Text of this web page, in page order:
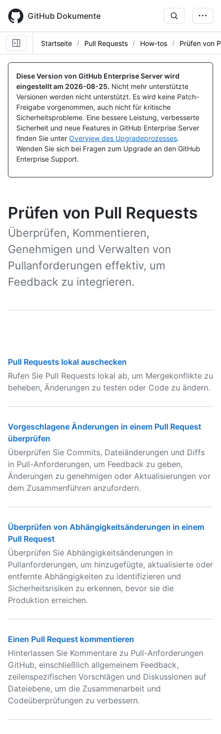
main
content
GitHub Dokumente
Startseite Pull Requests How-tos Prüfen von
Diese Version von GitHub Enterprise Server wird
eingestellt am 2026-08-25. Nicht mehr unterstützte
Versionen werden nicht unterstützt. Es wird keine Patch-
Freigabe vorgenommen, auch nicht für kritische
Sicherheitsprobleme. Eine bessere Leistung, verbesserte
Sicherheit und neue Features in GitHub Enterprise Server
finden Sie unter Overview des Upgradeprozesses.
Wenden Sie sich bei Fragen zum Upgrade an den GitHub
Enterprise Support.
Prüfen von Pull Requests
Überprüfen, Kommentieren,
Genehmigen und Verwalten von
Pullanforderungen effektiv, um
Feedback zu integrieren.
Pull Requests lokal auschecken
Rufen Sie Pull Requests lokal ab, um Mergekonflikte zu
beheben, Änderungen zu testen oder Code zu ändern.
Vorgeschlagene Änderungen in einem Pull Request
überprüfen
Überprüfen Sie Commits, Dateiänderungen und Diffs
in Pull-Anforderungen, um Feedback zu geben,
Änderungen zu genehmigen oder Aktualisierungen vor
dem Zusammenführen anzufordern.
Überprüfen von Abhängigkeitsänderungen in einem
Pull Request
Überprüfen Sie Abhängigkeitsänderungen in
Pullanforderungen, um hinzugefügte, aktualisierte oder
entfernte Abhängigkeiten zu identifizieren und
Sicherheitsrisiken zu erkennen, bevor sie die
Produktion erreichen.
Einen Pull Request kommentieren
Hinterlassen Sie Kommentare zu Pull-Anforderungen
GitHub, einschließlich allgemeinem Feedback,
zeilenspezifischen Vorschlägen und Diskussionen auf
Dateiebene, um die Zusammenarbeit und
Codeüberprüfungen zu verbessern.